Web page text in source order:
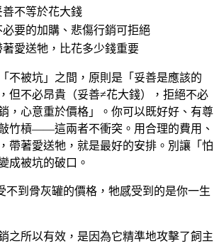
善不等於花大錢
必要的加購、悲傷行銷可拒絕
著愛送牠，比花多少錢重要
不被坑」之間，原則是「妥善是應該的
但不必昂貴（妥善≠花大錢），拒絕不必
，心意重於價格」。你可以既好好、有尊
竹槓——這兩者不衝突。用合理的費用、
帶著愛送牠，就是最好的安排。別讓「怕
成被坑的破口。
不到骨灰罐的價格，牠感受到的是你一生
之所以有效，是因為它精準地攻擊了飼主